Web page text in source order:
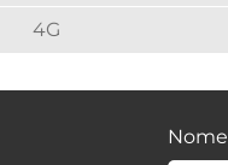
4G
Nome